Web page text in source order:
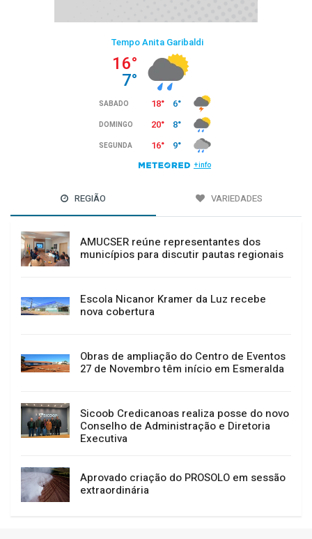
REGIÃO VARIEDADES
AMUCSER reúne representantes dos
municípios para discutir pautas regionais
Escola Nicanor Kramer da Luz recebe
nova cobertura
Obras de ampliação do Centro de Eventos
27 de Novembro têm início em Esmeralda
Sicoob Credicanoas realiza posse do novo
Conselho de Administração e Diretoria
Executiva
Aprovado criação do PROSOLO em sessão
extraordinária